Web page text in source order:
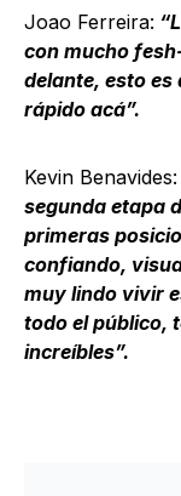
Joao Ferreira:
con mucho
delante, esto
rápido acá”.
Kevin Benavides:
segunda etapa
primeras
confiando,
muy lindo vivir
todo el público,
increíbles”.